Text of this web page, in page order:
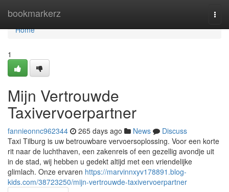
bookmarkerz
Home
Home
1
Mijn Vertrouwde
Taxivervoerpartner
fannieonnc962344 265 days ago News
Discuss
Taxi Tilburg is uw betrouwbare vervoersoplossing. Voor een korte
rit naar de luchthaven, een zakenreis of een gezellig avondje uit
in de stad, wij hebben u gedekt altijd met een vriendelijke
glimlach. Onze ervaren https://marvinnxyv178891.blog-
kids.com/38723250/mijn-vertrouwde-taxivervoerpartner